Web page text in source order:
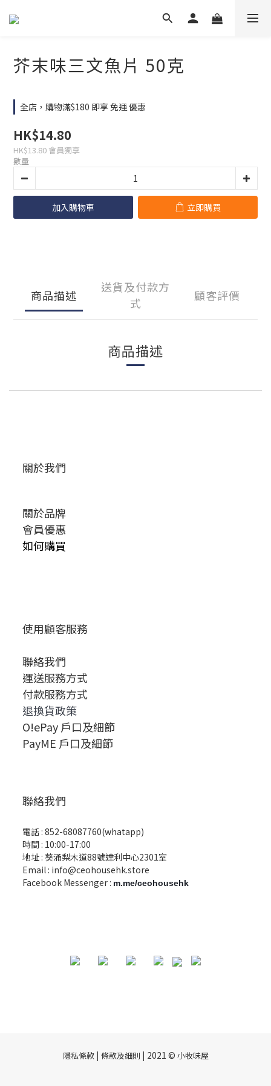
芥末味三文魚片 50克
全店，購物滿$180 即享 免運 優惠
HK$14.80
HK$13.80 會員獨享
數量
加入購物車 立即購買
商品描述
送貨及付款方
式
顧客評價
商品描述
關於我們
關於品牌
會員優惠
如何購買
使用顧客服務
聯絡我們
運送服務方式
付款服務方式
退換貨政策
O!ePay 戶口及細節
PayME 戶口及細節
聯絡我們
電話 : 852-68087760(whatapp)
時間 : 10:00-17:00
地址 : 葵涌梨木道88號達利中心2301室
Email : info@ceohousehk.store
Facebook Messenger : m.me/ceohousehk
隱私條款| 條款及細則 | 2021 © 小牧味屋